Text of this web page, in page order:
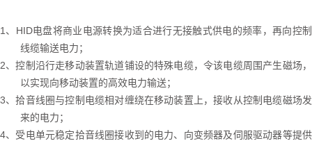
1、HID电盘将商业电源转换为适合进行无接触式供电的频率，再向控制
线缆输送电力；
2、控制沿行走移动装置轨道铺设的特殊电缆，令该电缆周围产生磁场，
以实现向移动装置的高效电力输送；
3、拾音线圈与控制电缆相对缠绕在移动装置上，接收从控制电缆磁场发
来的电力；
4、受电单元稳定拾音线圈接收到的电力、向变频器及伺服驱动器等提供